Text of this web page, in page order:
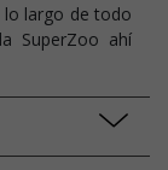
lo largo de todo
SuperZoo ahí